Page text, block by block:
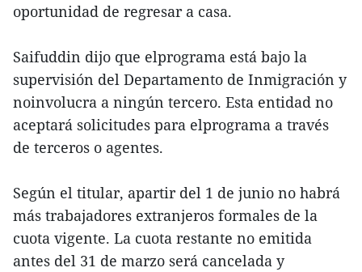
oportunidad de regresar a casa.
Saifuddin dijo que elprograma está bajo la
supervisión del Departamento de Inmigración y
noinvolucra a ningún tercero. Esta entidad no
aceptará solicitudes para elprograma a través
de terceros o agentes.
Según el titular, apartir del 1 de junio no habrá
más trabajadores extranjeros formales de la
cuota vigente. La cuota restante no emitida
antes del 31 de marzo será cancelada y